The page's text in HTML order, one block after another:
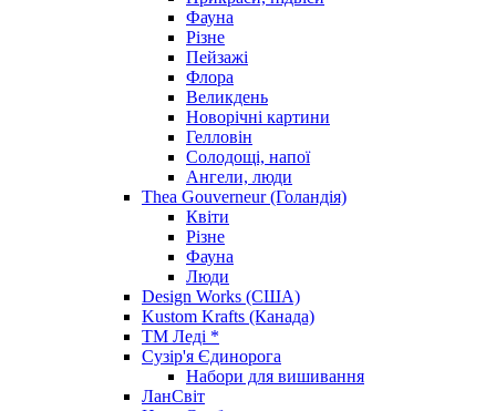
Фауна
Різне
Пейзажі
Флора
Великдень
Новорічні картини
Гелловін
Солодощі, напої
Ангели, люди
Thea Gouverneur (Голандія)
Квіти
Різне
Фауна
Люди
Design Works (США)
Kustom Krafts (Канада)
ТМ Леді *
Сузір'я Єдинорога
Набори для вишивання
ЛанСвіт